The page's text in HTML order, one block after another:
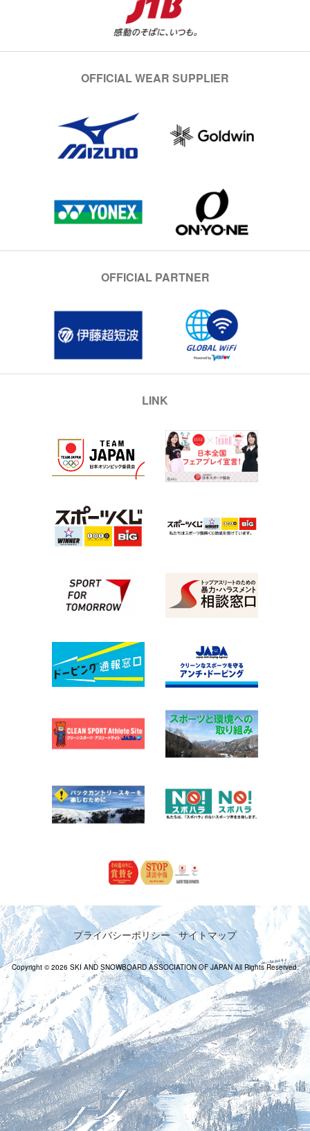
OFFICIAL WEAR SUPPLIER
OFFICIAL PARTNER
LINK
プライバシーポリシー サイトマップ
Copyright © 2026 SKI AND SNOWBOARD ASSOCIATION OF JAPAN All Rights Reserved.